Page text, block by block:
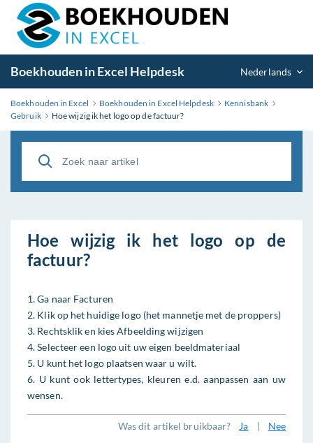
Boekhouden in Excel Helpdesk Nederlands
Boekhouden in Excel Boekhouden in Excel Helpdesk
Kennisbank
Gebruik
Hoe wijzig ik het logo op de factuur?
Hoe wijzig ik het logo op de
factuur?
1. Ga naar Facturen
2. Klik op het huidige logo (het mannetje met de proppers)
3. Rechtsklik en kies Afbeelding wijzigen
4. Selecteer een logo uit uw eigen beeldmateriaal
5. U kunt het logo plaatsen waar u wilt.
6. U kunt ook lettertypes, kleuren e.d. aanpassen aan uw
wensen.
Was dit artikel bruikbaar? Ja | Nee